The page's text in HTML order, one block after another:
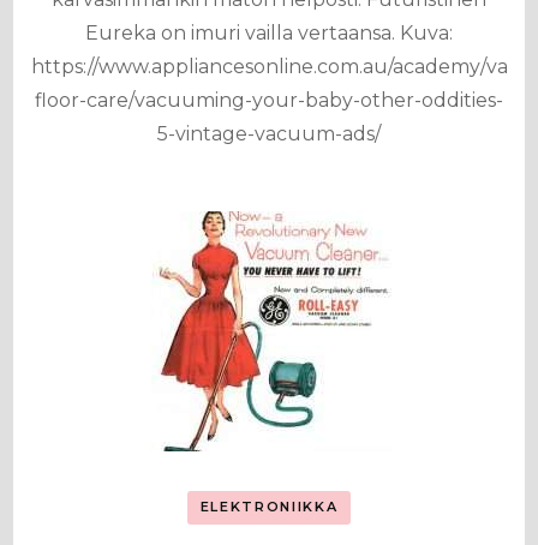
Eureka on imuri vailla vertaansa. Kuva:
https://www.appliancesonline.com.au/academy/
floor-care/vacuuming-your-baby-other-oddities-
5-vintage-vacuum-ads/
ELEKTRONIIKKA